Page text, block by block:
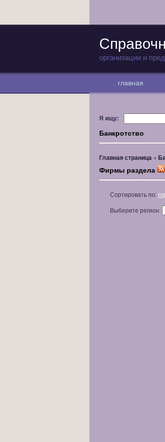
организации и
главная
Я ищу:
Банкротство
Главная страница
Фирмы раздела
Сортировать по:
Выберите регион: